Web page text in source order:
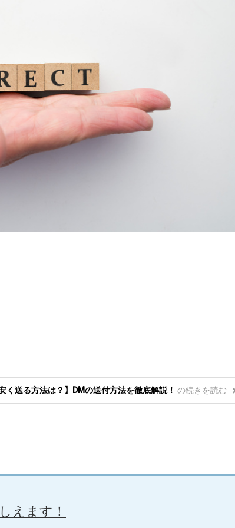
く送る方法は？】DMの送付方法を徹底解説！ の続きを読む
えます！